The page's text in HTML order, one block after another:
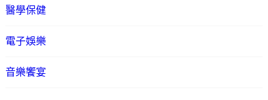
醫學保健
電子娛樂
音樂饗宴